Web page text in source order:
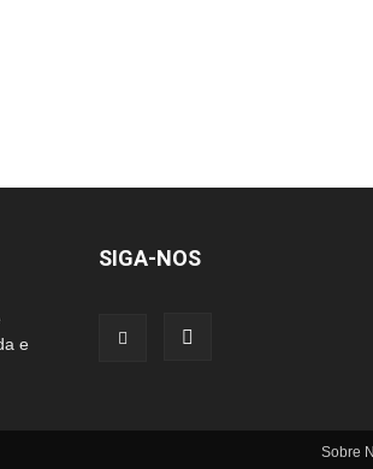
e
SIGA-NOS
Sobre